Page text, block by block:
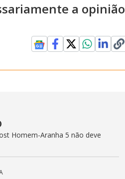
a opinião
Homem-Aranha 5 não deve